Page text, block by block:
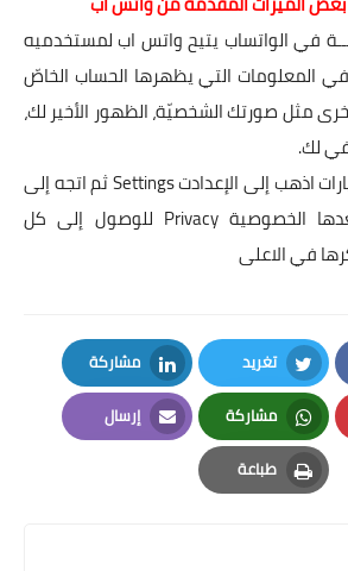
في الواتساب يتيح واتس اب لمستخدميه
في المعلومات التي يظهرها الحساب الخاصّ
مثل صورتك الشخصيّة، الظهور الأخير لك،
لك.
وللتّحكم في هذه الخيارات اذهب إلى الإعدادت Settings ثم اتجه إلى
الحساب Account وبعدها الخصوصية Privacy للوصول إلى كل
في الاعلى
تغريد
Twitter
مشاركة
LinkedIn
مشاركة
Whatsapp
إرسال
Email
طباعة
Print